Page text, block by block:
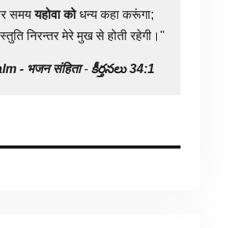
समययहोवा कोधन्य कहा करूंगा;
निरन्तर मेरे मुख से होती रहेगी।"
- भजन संहिता- కీర్తనలు 34:1